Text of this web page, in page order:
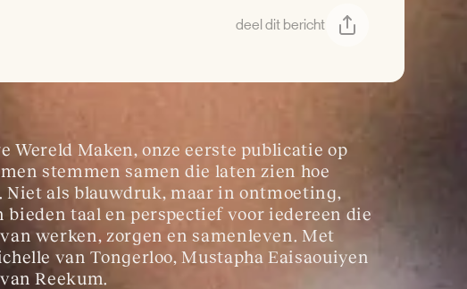
deel dit bericht
Wereld Maken, onze eerste publicatie op
stemmen samen die laten zien hoe
als blauwdruk, maar in ontmoeting,
taal en perspectief voor iedereen die
werken, zorgen en samenleven. Met
van Tongerloo, Mustapha Eaisaouiyen
Reekum.